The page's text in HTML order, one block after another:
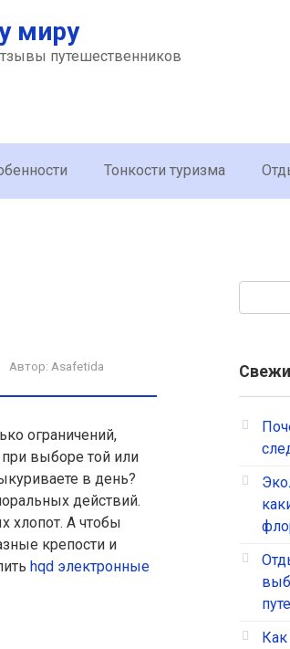
миру
путешественников
Тонкости туризма
Автор: Asafetida
ограничений,
выборе той или
в день?
действий.
хлопот. А чтобы
крепости и
hqd электронные